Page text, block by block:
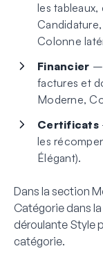
les tableaux,
Colonne
Financier –
factures et
Moderne,
Certificats
les
Élégant).
Dans la section
Catégoriedans
déroulante Style
catégorie.